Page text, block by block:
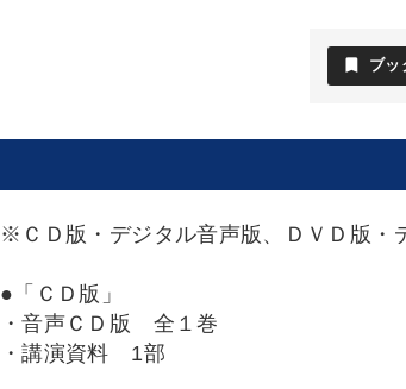
bookmark ブッ
※ＣＤ版・デジタル音声版、ＤＶＤ版・
●「ＣＤ版」
・音声ＣＤ版 全１巻
・講演資料 1部